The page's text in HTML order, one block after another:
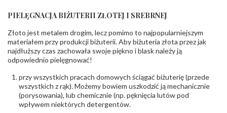
Kamień:
Liczba
diamentów:
0.100 ct - 1 szt.,0.500 ct - 1 szt.
Liczba
diamentów
Masa
diamentów
(łącznie):
0.6 ct
Barwa:
PIELĘGNACJA BIŻUTERII ZŁOTEJ I SREBRNEJ
Złoto jest metalem drogim, lecz pomimo to najpopularniejszym
materiałem przy produkcji biżuterii. Aby biżuteria złota przez jak
najdłuższy czas zachowała swoje piękno i blask należy ją
odpowiednio pielęgnować!
przy wszystkich pracach domowych ściągać biżuterię (przede
wszystkich z rąk). Możemy bowiem uszkodzić ją mechanicznie
(porysowania), lub chemicznie (np. pęknięcia lutów pod
wpływem niektórych detergentów.